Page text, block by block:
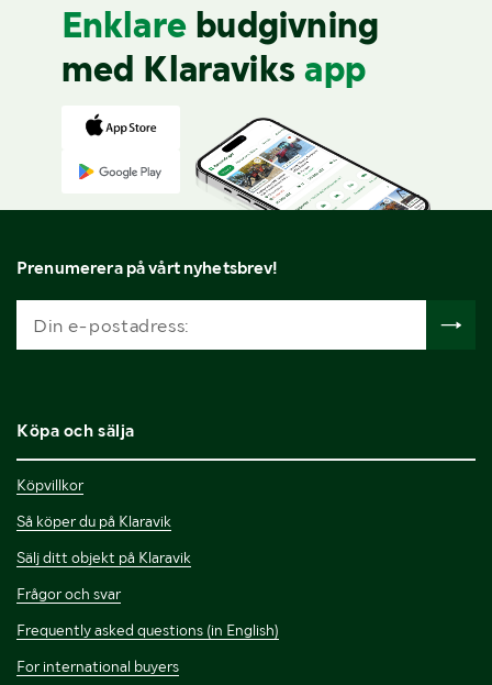
Enklare budgivning
med Klaraviks app
Prenumerera på vårt nyhetsbrev!
Köpa och sälja
Köpvillkor
Så köper du på Klaravik
Sälj ditt objekt på Klaravik
Frågor och svar
Frequently asked questions (in English)
For international buyers